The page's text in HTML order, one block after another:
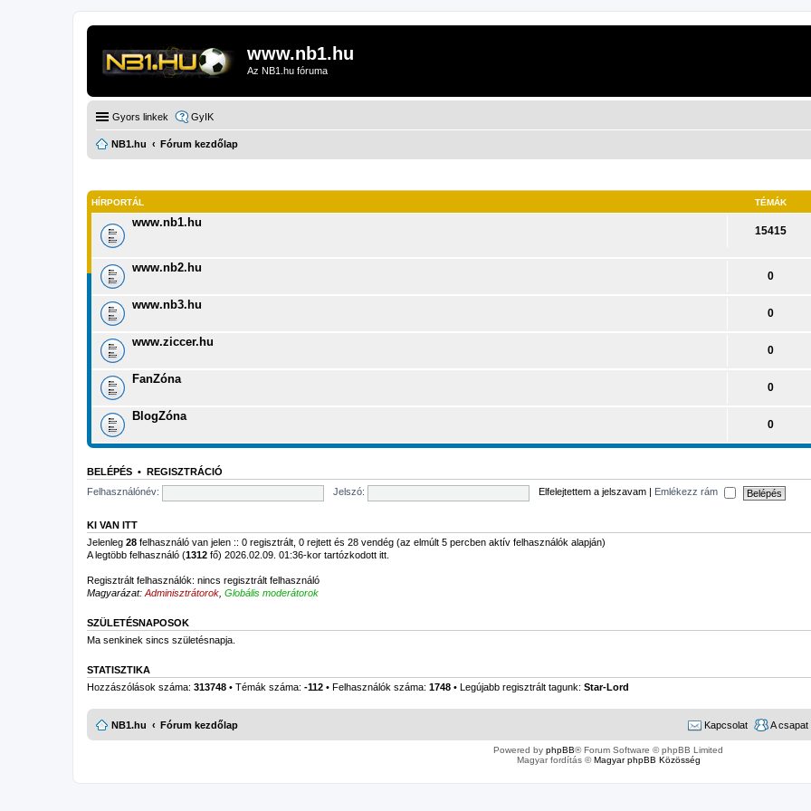
www.nb1.hu
Az NB1.hu fóruma
Gyors linkek GyIK
NB1.hu Fórum kezdőlap
HÍRPORTÁL TÉMÁK
www.nb1.hu
15415
www.nb2.hu
0
www.nb3.hu
0
www.ziccer.hu
0
FanZóna
0
BlogZóna
0
BELÉPÉS • REGISZTRÁCIÓ
Felhasználónév:
Jelszó: Elfelejtettem a jelszavam Emlékezz rám
KI VAN ITT
Jelenleg 28 felhasználó van jelen :: 0 regisztrált, 0 rejtett és 28 vendég (az elmúlt 5 percben aktív felhasználók alapján)
A legtöbb felhasználó (1312 fő) 2026.02.09. 01:36-kor tartózkodott itt.
Regisztrált felhasználók: nincs regisztrált felhasználó
Magyarázat: Adminisztrátorok Globális moderátorok
SZÜLETÉSNAPOSOK
Ma senkinek sincs születésnapja.
STATISZTIKA
Hozzászólások száma: 313748 • Témák száma: -112 • Felhasználók száma: 1748 • Legújabb regisztrált tagunk: Star-Lord
NB1.hu Fórum kezdőlap A csapat
Kapcsolat
Powered by phpBB® Forum Software © phpBB Limited
Magyar fordítás ©Magyar phpBB Közösség